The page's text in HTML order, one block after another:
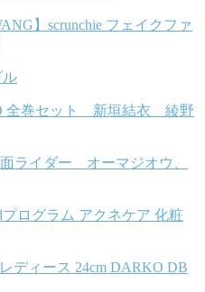
】scrunchie フェイクファ
ル
全巻セット 新垣結衣 綾野
ライダー オーマジオウ、
プログラム アクネケア 化粧
ディース 24cm DARKO DB